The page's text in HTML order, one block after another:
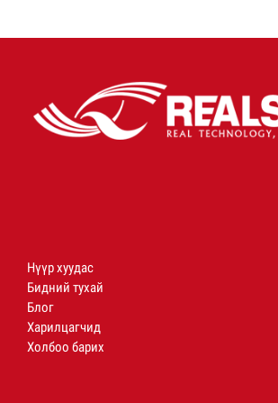
Нүүр хуудас
Бидний тухай
Блог
Харилцагчид
Холбоо барих